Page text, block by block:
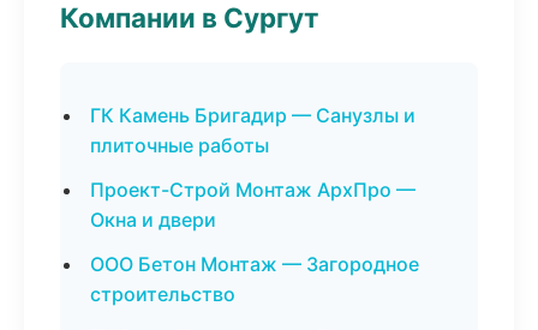
Компании в Сургут
ГК Камень Бригадир — Санузлы и
плиточные работы
Проект-Строй Монтаж АрхПро —
Окна и двери
ООО Бетон Монтаж — Загородное
строительство